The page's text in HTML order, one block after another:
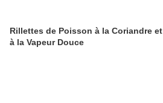
Rillettes de Poisson à la Coriandre et
à la Vapeur Douce